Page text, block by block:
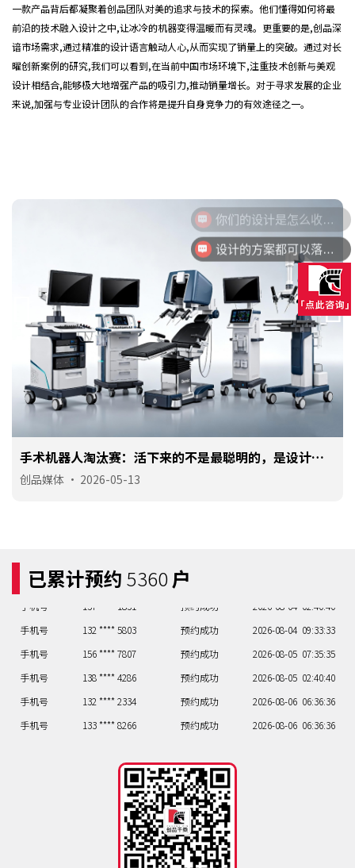
一款产品背后都凝聚着创品团队对美的追求与技术的探索。他们懂得如何将最
前沿的技术融入设计之中,让冰冷的机器变得温暖而有灵魂。更重要的是,创品深
谙市场需求,通过精准的设计语言触动人心,从而实现了销量上的突破。通过对长
曜创新案例的研究,我们可以看到,在当前中国市场环境下,注重技术创新与美观
设计相结合,能够极大地增强产品的吸引力,推动销量增长。对于寻求发展的企业
来说,加强与专业设计团队的合作将是提升自身竞争力的有效途径之一。
手术机器人淘汰赛：活下来的不是最聪明的，是设计最
对路的
创品媒体 • 2026-05-13
已累计预约 5360户
手机号 137 **** 1831
手机号
132 **** 5803 预约成功 2026-08-04 09:33:33
手机号
156 **** 7807 预约成功 2026-08-05 07:35:35
手机号
138 **** 4286 预约成功 2026-08-05 02:40:40
手机号
132 **** 2334 预约成功 2026-08-06 06:36:36
手机号
133 **** 8266 预约成功 2026-08-06 06:36:36
手机号
137 **** 4772 预约成功 2026-08-06 03:39:39
130 **** 8301 预约成功
137 **** 1831 预约成功
132 **** 5803 预约成功
156 **** 7807 预约成功
你们的设计是怎么收费的呢？